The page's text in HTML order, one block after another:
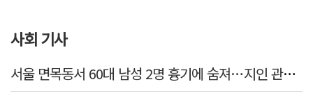
사회 기사
서울 면목동서 60대 남성 2명 흉기에 숨져…지인 관계로 추정